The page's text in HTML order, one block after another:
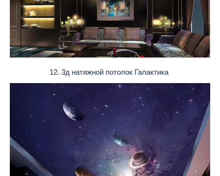
12. 3д натяжной потолок Галактика